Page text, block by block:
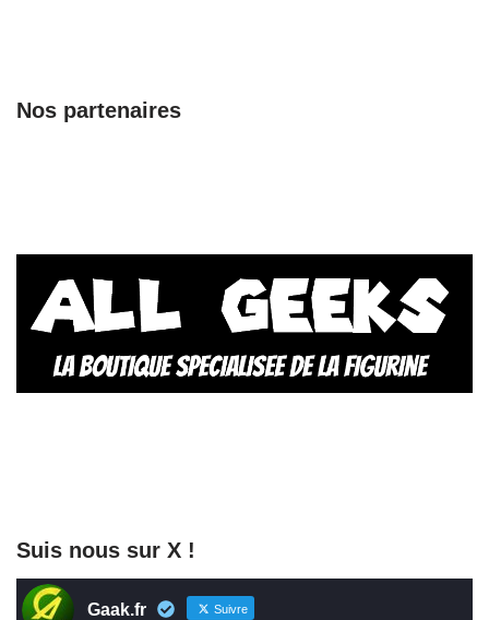
Nos partenaires
Suis nous sur X !
Gaak.fr Suivre